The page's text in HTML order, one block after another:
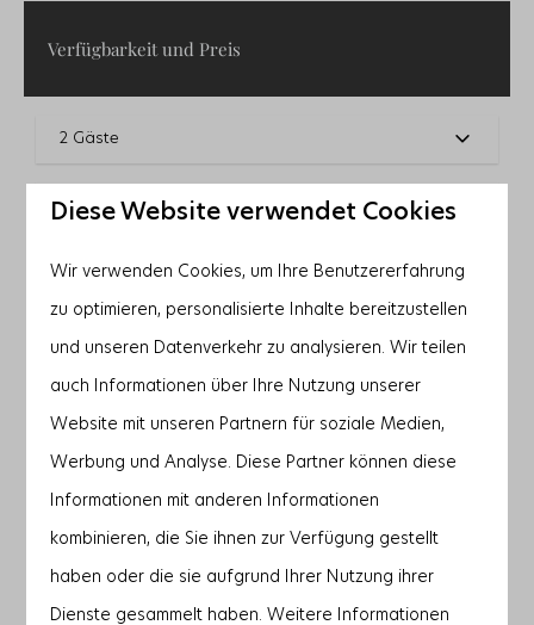
Verfügbarkeit und Preis
2 Gäste
Fr 14-08-2026 So 16-08-2026
13 Aug
14 Aug
15 Aug
1 Nacht — — —
2 Nächte — 1.729 €
3 Nächte — 1.692 € —
5 Nächte — — —
Diese Website verwendet Cookies
Wir verwenden Cookies, um Ihre Benutzererfahrung
zu optimieren, personalisierte Inhalte bereitzustellen
und unseren Datenverkehr zu analysieren. Wir teilen
auch Informationen über Ihre Nutzung unserer
Website mit unseren Partnern für soziale Medien,
Werbung und Analyse. Diese Partner können diese
Informationen mit anderen Informationen
kombinieren, die Sie ihnen zur Verfügung gestellt
haben oder die sie aufgrund Ihrer Nutzung ihrer
Dienste gesammelt haben. Weitere Informationen